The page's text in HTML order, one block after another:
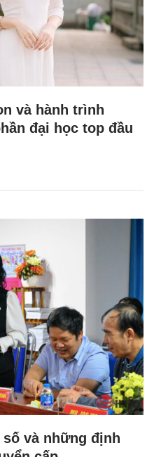
và hành trình
đại học top đầu
và những định